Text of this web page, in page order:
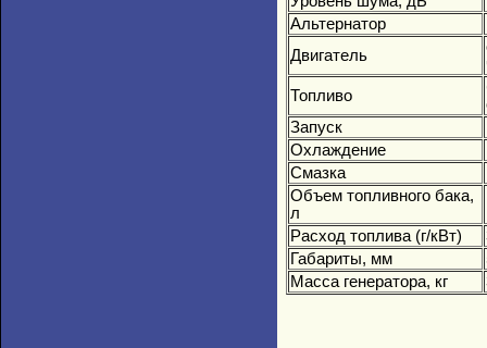
Альтернатор
Двигатель
Топливо
Запуск
Охлаждение
Смазка
Объем топливного бака,
л
Расход топлива (г/кВт)
Габариты, мм
Масса генератора, кг